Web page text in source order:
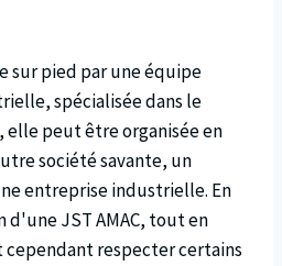
sur pied par une équipe
spécialisée dans le
elle peut être organisée en
société savante, un
entreprise industrielle. En
JST AMAC, tout en
respecter certains